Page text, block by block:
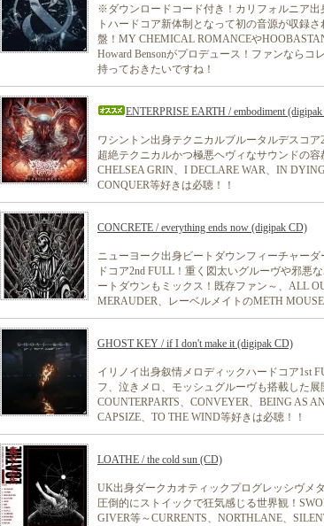
※ダウンロードコード付き！カリフォルニア出
トハードコア新体制となって初の音源が収録さ
盤！MY CHEMICAL ROMANCEや
Howard Bensonがプロデュース！ファンならコ
持っておきたいですね！
ENTERPRISE EARTH / embodiment
ワシントン出身テクニカルブルータルデスコア
超絶テクニカルかつ極悪ヘヴィなサウンドの容
CHELSEA GRIN、I DECLARE WAR、IN
CONQUER等好きは必聴！！
CONCRETE / everything ends now (digipak CD)
ニューヨーク出身ビートダウンフィーチャー
ドコア2nd FULL！重く図太いグルーヴや邪悪
ートダウンもミックス！既存ファン～、ALL
MERAUDER、レーベルメイトのMETH
GHOST KEY / if I don't make it (digipak CD)
イリノイ出身叙情メロディックハードコア1st
フ、泣きメロ、モッシュグルーヴも搭載した展
COUNTERPARTS、CONVEYER、BEING AS
CAPSIZE、TO THE WIND等好きは必聴！！
LOATHE / the cold sun (CD)
UK出身ダークカオティックプログレッシヴメ
圧倒的にストイックで狂気感じる世界観！
GIVER等～CURRENTS、NORTHLANE、